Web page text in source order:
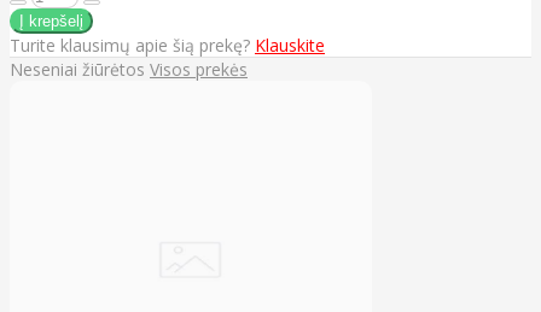
Turite klausimų apie šią prekę? Klauskite
Neseniai žiūrėtos Visos prekės